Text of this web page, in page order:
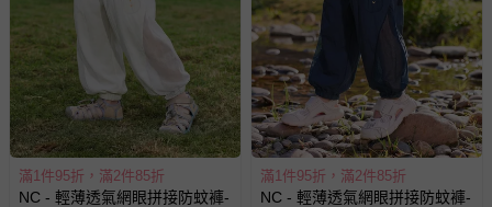
滿1件95折，滿2件85折
NC - 輕薄透氣網眼拼接防蚊褲-
滿1件95折，滿2件85折
NC - 輕薄透氣網眼拼接防蚊褲-